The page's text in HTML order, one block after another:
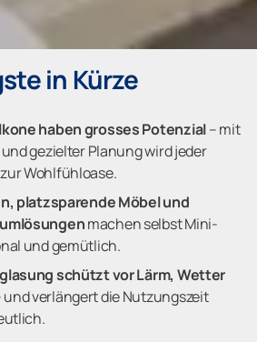
in Kürze
haben grosses Potenzial– mit
gezielter Planung wird jeder
Wohlfühloase.
platzsparende Möbel und
machen selbst Mini-
und gemütlich.
schützt vor Lärm, Wetter
und verlängert die Nutzungszeit